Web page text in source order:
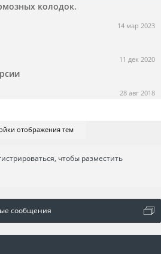
колодок.
14 мар 2023
11 дек 2020
28 авг 2018
отображения тем
чтобы разместить
сообщения